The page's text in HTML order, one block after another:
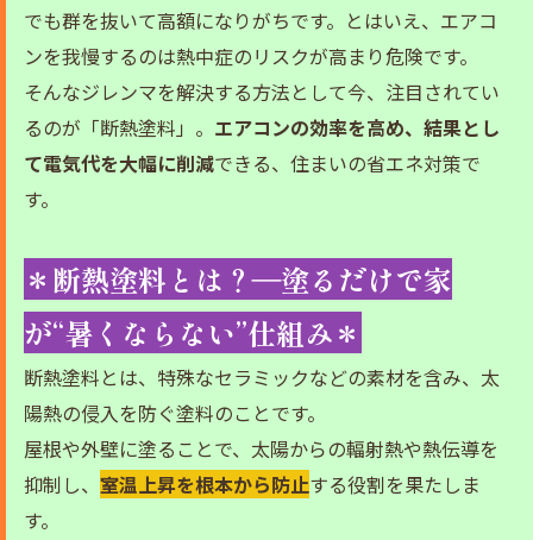
でも群を抜いて高額になりがちです。とはいえ、エアコ
ンを我慢するのは熱中症のリスクが高まり危険です。
そんなジレンマを解決する方法として今、注目されてい
るのが「断熱塗料」。 エアコンの効率を高め、結果とし
て電気代を大幅に削減できる、住まいの省エネ対策で
す。
＊断熱塗料とは？―塗るだけで家
が“暑くならない”仕組み＊
断熱塗料とは、特殊なセラミックなどの素材を含み、太
陽熱の侵入を防ぐ塗料のことです。
屋根や外壁に塗ることで、太陽からの輻射熱や熱伝導を
抑制し、 室温上昇を根本から防止する役割を果たしま
す。